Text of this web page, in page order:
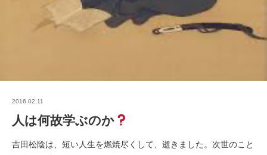
2016.02.11
人は何故学ぶのか
吉田松陰は、短い人生を燃焼尽くして、逝きました。次世のこと